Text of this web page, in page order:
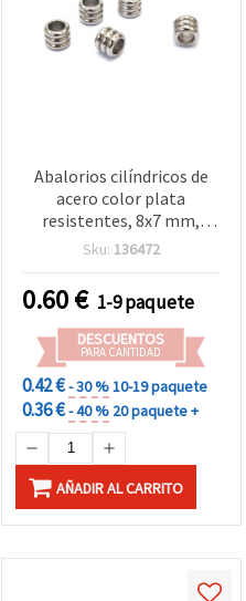
Abalorios cilíndricos de
acero color plata
resistentes, 8x7 mm,
agujero 5 mm, pack de 5,
collares, bisutería con
cordón de cuero y diseños
creativos DIY
Sku: 136472
0.60€ 1-9 paquete
DESCUENTOS
PARA CANTIDAD
0.42 €- 30 %10-19 paquete
0.36 €- 40 % 20 paquete +
AÑADIR AL CARRITO